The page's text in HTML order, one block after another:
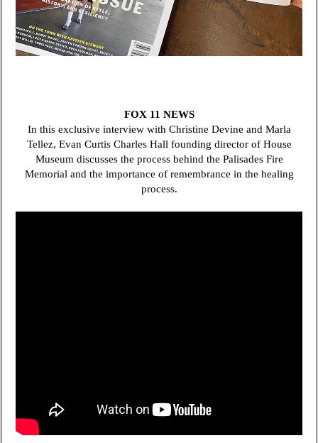
FOX 11 NEWS
In this exclusive interview with Christine Devine and Marla
Tellez, Evan Curtis Charles Hall founding director of House
Museum discusses the process behind the Palisades Fire
Memorial and the importance of remembrance in the healing
process.